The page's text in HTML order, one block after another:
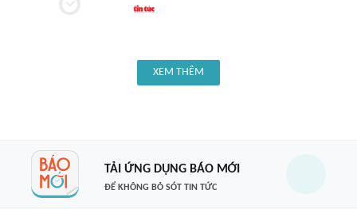
XEM THÊM
TẢI ỨNG DỤNG BÁO MỚI
ĐỂ KHÔNG BỎ SÓT TIN TỨC